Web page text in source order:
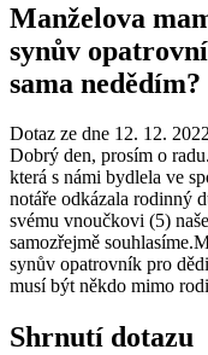
Manželova
synův
sama nedědím?
Dotaz ze dne 12. 12.
Dobrý den, prosím o
která s námi bydlela ve
notáře odkázala rodinný
svému vnoučkovi (5)
samozřejmě
synův opatrovník pro
musí být někdo mimo
Shrnutí dotazu